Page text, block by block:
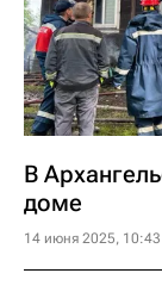
В
доме
14 июня 2025, 10:43